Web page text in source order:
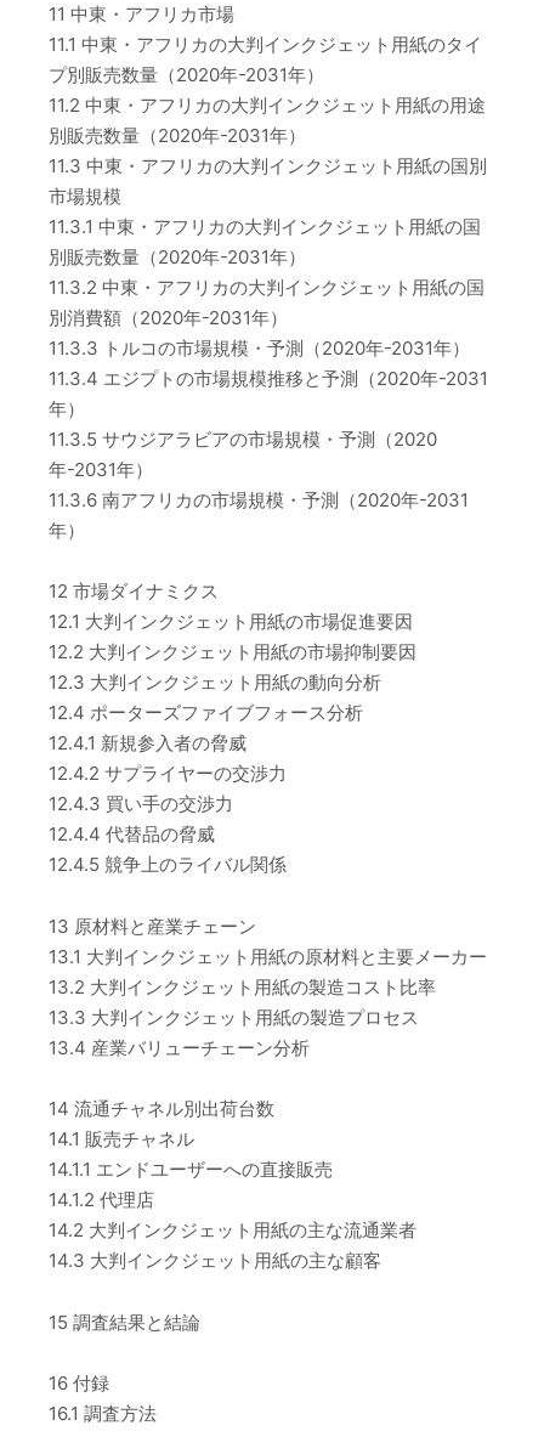
11 中東・アフリカ市場
11.1 中東・アフリカの大判インクジェット用紙のタイ
プ別販売数量（2020年-2031年）
11.2 中東・アフリカの大判インクジェット用紙の用途
別販売数量（2020年-2031年）
11.3 中東・アフリカの大判インクジェット用紙の国別
市場規模
11.3.1 中東・アフリカの大判インクジェット用紙の国
別販売数量（2020年-2031年）
11.3.2 中東・アフリカの大判インクジェット用紙の国
別消費額（2020年-2031年）
11.3.3 トルコの市場規模・予測（2020年-2031年）
11.3.4 エジプトの市場規模推移と予測（2020年-2031
年）
11.3.5 サウジアラビアの市場規模・予測（2020
年-2031年）
11.3.6 南アフリカの市場規模・予測（2020年-2031
年）
12 市場ダイナミクス
12.1 大判インクジェット用紙の市場促進要因
12.2 大判インクジェット用紙の市場抑制要因
12.3 大判インクジェット用紙の動向分析
12.4 ポーターズファイブフォース分析
12.4.1 新規参入者の脅威
12.4.2 サプライヤーの交渉力
12.4.3 買い手の交渉力
12.4.4 代替品の脅威
12.4.5 競争上のライバル関係
13 原材料と産業チェーン
13.1 大判インクジェット用紙の原材料と主要メーカー
13.2 大判インクジェット用紙の製造コスト比率
13.3 大判インクジェット用紙の製造プロセス
13.4 産業バリューチェーン分析
14 流通チャネル別出荷台数
14.1 販売チャネル
14.1.1 エンドユーザーへの直接販売
14.1.2 代理店
14.2 大判インクジェット用紙の主な流通業者
14.3 大判インクジェット用紙の主な顧客
15 調査結果と結論
16 付録
16.1 調査方法